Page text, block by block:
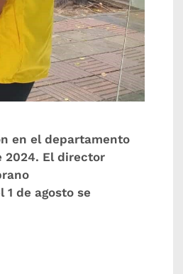
en el departamento
2024. El director
1 de agosto se